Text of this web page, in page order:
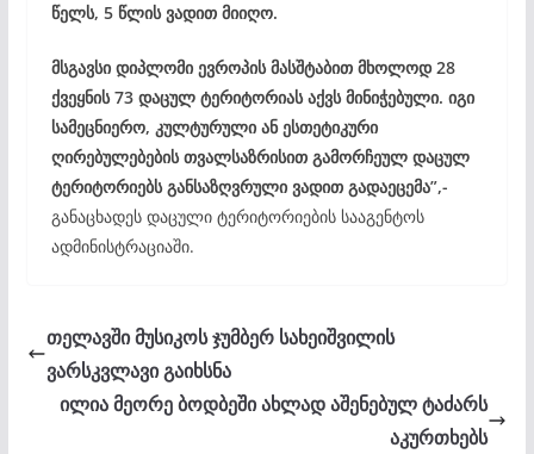
წელს, 5 წლის ვადით მიიღო.
მსგავსი დიპლომი ევროპის მასშტაბით მხოლოდ 28
ქვეყნის 73 დაცულ ტერიტორიას აქვს მინიჭებული. იგი
სამეცნიერო, კულტურული ან ესთეტიკური
ღირებულებების თვალსაზრისით გამორჩეულ დაცულ
ტერიტორიებს განსაზღვრული ვადით გადაეცემა”,-
განაცხადეს დაცული ტერიტორიების სააგენტოს
ადმინისტრაციაში.
თელავში მუსიკოს ჯუმბერ სახეიშვილის
ვარსკვლავი გაიხსნა
ილია მეორე ბოდბეში ახლად აშენებულ ტაძარს
აკურთხებს